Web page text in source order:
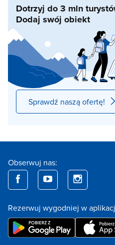
Dotrzyj do 3 mln
Dodaj swój obiekt
Sprawdź naszą ofertę!
Obserwuj nas:
Rezerwuj wygodniej w